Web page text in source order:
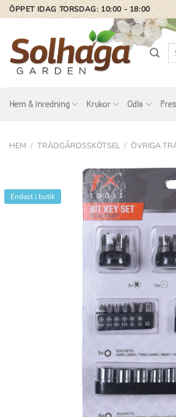
Skip
to
content
ÖPPET IDAG TORSDAG: 10:00 - 18:00
Hem & inredning Krukor Odla
HEM / TRÄDGÅRDSSKÖTSEL / ÖVRIGA
Endast i butik